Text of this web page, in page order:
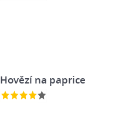
Hovězí na paprice